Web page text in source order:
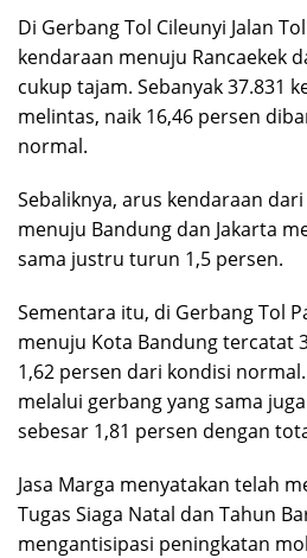
Di Gerbang Tol Cileunyi Jalan
kendaraan menuju Rancaekek
cukup tajam. Sebanyak 37.831
melintas, naik 16,46 persen
normal.
Sebaliknya, arus kendaraan
menuju Bandung dan Jakarta
sama justru turun 1,5 persen.
Sementara itu, di Gerbang Tol
menuju Kota Bandung tercatat
1,62 persen dari kondisi
melalui gerbang yang sama
sebesar 1,81 persen dengan
Jasa Marga menyatakan telah
Tugas Siaga Natal dan Tahun
mengantisipasi peningkatan